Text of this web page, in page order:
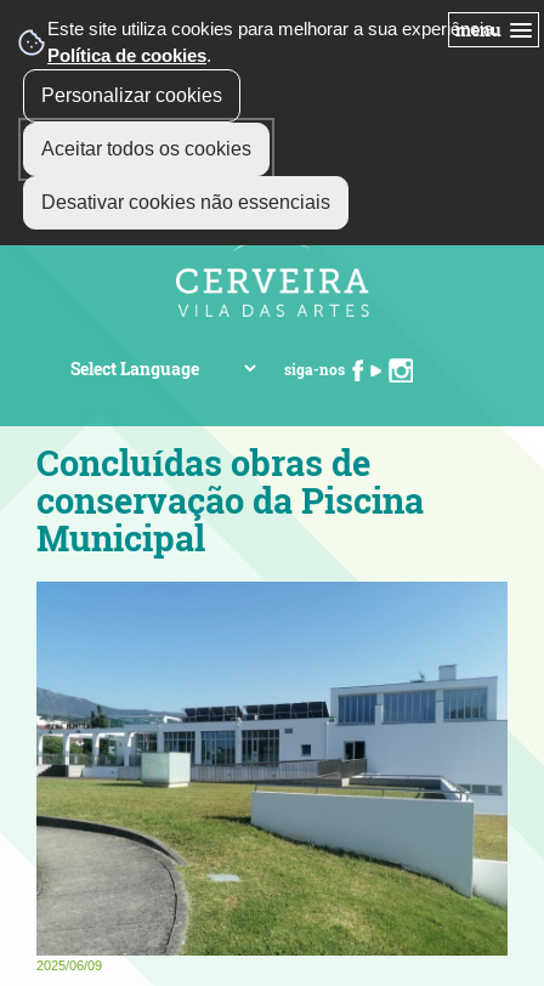
Este site utiliza cookies para melhorar a sua experiência.
Política de cookies.
Personalizar cookies
Aceitar todos os cookies
Desativar cookies não essenciais
menu
siga-nos
Concluídas obras de
conservação da Piscina
Municipal
2025/06/09